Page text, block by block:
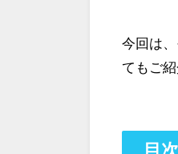
今回は
てもご
目次